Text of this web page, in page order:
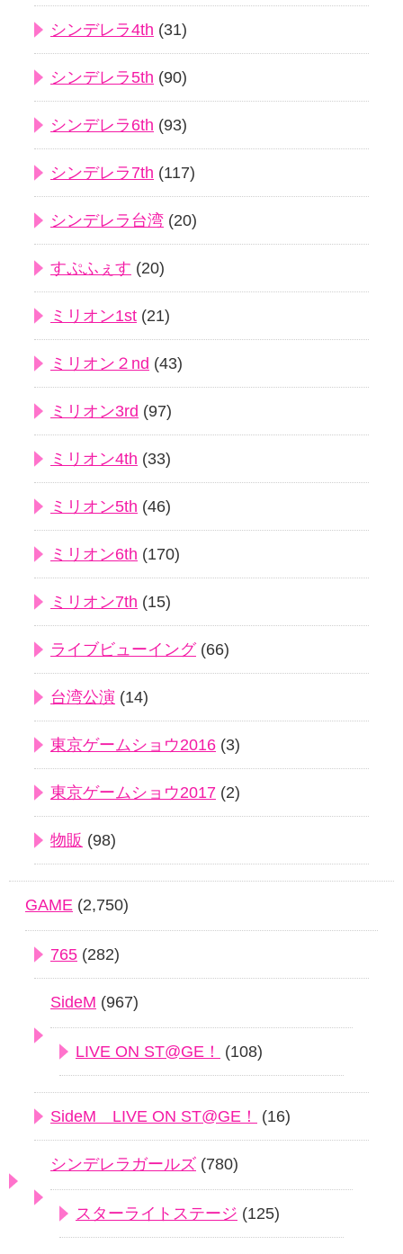
シンデレラ4th (31)
シンデレラ5th (90)
シンデレラ6th (93)
シンデレラ7th (117)
シンデレラ台湾 (20)
すぷふぇす (20)
ミリオン1st (21)
ミリオン２nd (43)
ミリオン3rd (97)
ミリオン4th (33)
ミリオン5th (46)
ミリオン6th (170)
ミリオン7th (15)
ライブビューイング(66)
台湾公演 (14)
東京ゲームショウ2016 (3)
東京ゲームショウ2017 (2)
物販 (98)
GAME (2,750)
765 (282)
SideM (967)
LIVE ON ST@GE！ (108)
SideM LIVE ON ST@GE！ (16)
シンデレラガールズ (780)
スターライトステージ (125)